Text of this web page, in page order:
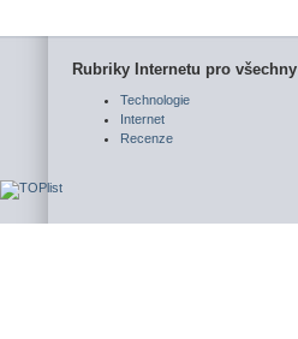
Rubriky Internetu pro všechny
Technologie
Internet
Recenze